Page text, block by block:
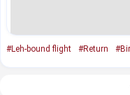
#Leh-bound flight #Return